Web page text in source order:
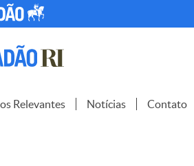
Relevantes Notícias Contato